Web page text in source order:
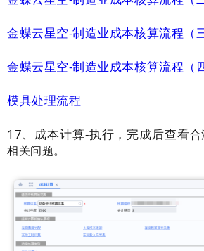
金蝶云星空-制造业成本核算流程（三
金蝶云星空-制造业成本核算流程（四
模具处理流程
17、成本计算-执行，完成后查看
相关问题。